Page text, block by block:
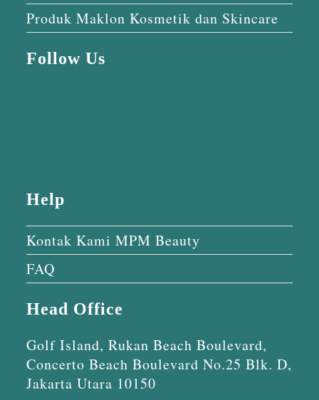
Produk Maklon Kosmetik dan Skincare
Follow Us
Help
Kontak Kami MPM Beauty
FAQ
Head Office
Golf Island, Rukan Beach Boulevard,
Concerto Beach Boulevard No.25 Blk. D,
Jakarta Utara 10150